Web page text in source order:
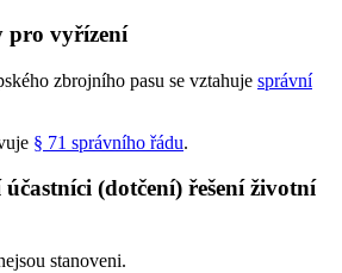
pro vyřízení
zbrojního pasu se vztahuje správní
§ 71 správního řádu.
(dotčení) řešení životní
stanoveni.